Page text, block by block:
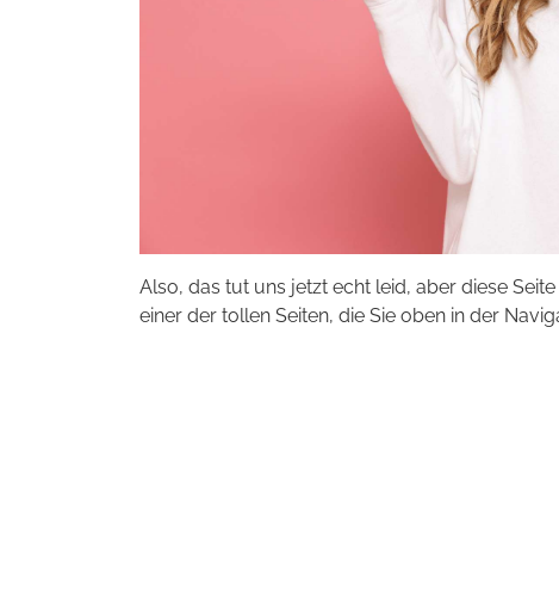
Also, das tut uns jetzt echt leid, aber diese
einer der tollen Seiten, die Sie oben in der